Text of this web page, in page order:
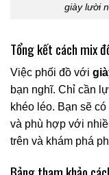
giày lười
Tổng kết cách mix
Việc phối đồ với
bạn nghĩ. Chỉ cần
khéo léo. Bạn sẽ
và phù hợp với
trên và khám phá